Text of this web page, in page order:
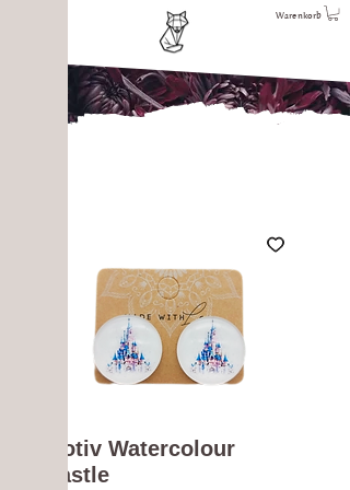
Warenkorb
Motiv Watercolour
Castle